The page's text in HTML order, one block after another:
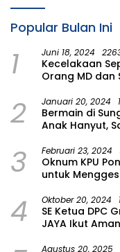
Popular Bulan Ini
1 Juni 18, 2024
Kecelakaan
Orang MD dan
2 Januari 20, 2024
Bermain di
Anak Hanyut,
3 Februari 23, 2024
Oknum KPU
untuk
4 Oktober 20, 2024
SE Ketua DPC
JAYA Ikut
Agustus 20, 2025